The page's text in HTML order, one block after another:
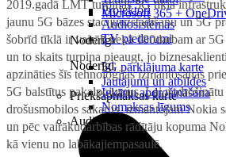
Microsoft 365 +
Noderīgi
5G pārklājuma karte
Jautājumi un atbildes
Priekšapmaksas karte
Projektori
Audiosistēmas
TV piederumi
Noderīgi
Iekārtu apdrošināšana
Nomaksas līgums
Audio
2019.gadā LMT turpinās 5G tīkla
jaunu 5G bāzes stacijuuzstādīšanu un 5G
šobrīd tīklā ir vairāk nekā 180darbam ar 5G
un to skaits turpina pieaugt, jo
apzināties šīs tehnoloģijas izmantošanas
5G balstītus pakalpojumus. Lai
drošusmobilos sakarus, izmantojam Nokia
un pēc vairākudarbības rādītāju kopuma
kā vienu no labākajiempasaulē.